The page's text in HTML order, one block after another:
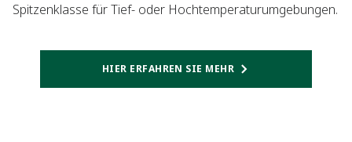
Spitzenklasse für Tief- oder Hochtemperaturumgebungen.
HIER ERFAHREN SIE MEHR